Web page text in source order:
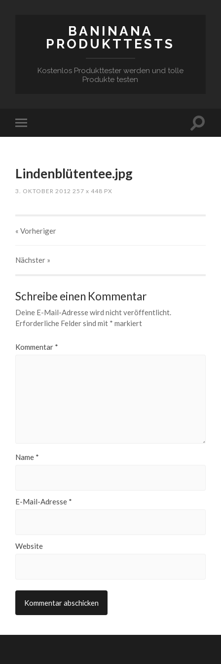
BANINANA
PRODUKTTESTS
Kostenlos Produkttester werden und tolle
Produkte testen
Lindenblütentee.jpg
3. OKTOBER 2012 257x 448 PX
« Vorheriger
Nächster »
Schreibe einen Kommentar
Deine E-Mail-Adresse wird nicht veröffentlicht.
Erforderliche Felder sind mit * markiert
Kommentar *
Name *
E-Mail-Adresse *
Website